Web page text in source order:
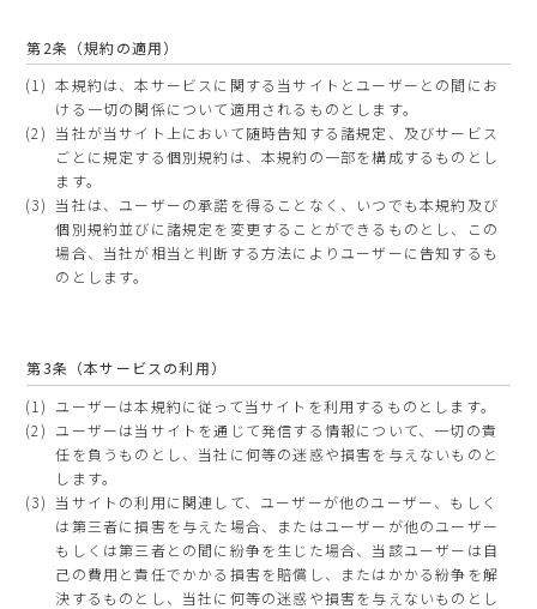
第2条（規約の適用）
本規約は、本サービスに関する当サイトとユーザーとの間にお
ける一切の関係について適用されるものとします。
当社が当サイト上において随時告知する諸規定、及びサービス
ごとに規定する個別規約は、本規約の一部を構成するものとし
ます。
当社は、ユーザーの承諾を得ることなく、いつでも本規約及び
個別規約並びに諸規定を変更することができるものとし、この
場合、当社が相当と判断する方法によりユーザーに告知するも
のとします。
第3条（本サービスの利用）
ユーザーは本規約に従って当サイトを利用するものとします。
ユーザーは当サイトを通じて発信する情報について、一切の責
任を負うものとし、当社に何等の迷惑や損害を与えないものと
します。
当サイトの利用に関連して、ユーザーが他のユーザー、もしく
は第三者に損害を与えた場合、またはユーザーが他のユーザー
もしくは第三者との間に紛争を生じた場合、当該ユーザーは自
己の費用と責任でかかる損害を賠償し、またはかかる紛争を解
決するものとし、当社に何等の迷惑や損害を与えないものとし